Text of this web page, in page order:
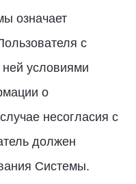
означает
с
условиями
о
несогласия с
должен
Системы.